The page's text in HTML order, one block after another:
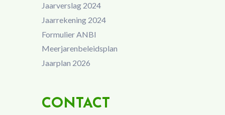
Jaarverslag 2024
Jaarrekening 2024
Formulier ANBI
Meerjarenbeleidsplan
Jaarplan 2026
CONTACT